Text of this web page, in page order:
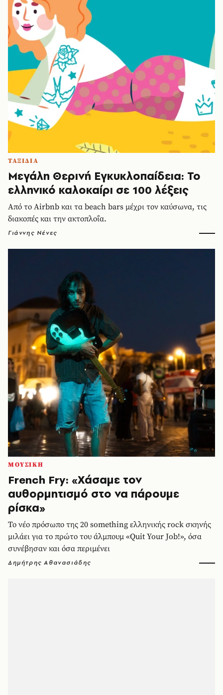
ΤΑΞΙΔΙΑ
Μεγάλη Θερινή Εγκυκλοπαίδεια: Το
ελληνικό καλοκαίρι σε 100 λέξεις
Από το Airbnb και τα beach bars μέχρι τον καύσωνα, τις
διακοπές και την ακτοπλοΐα.
Γιάννης Νένες
ΜΟΥΣΙΚΗ
French Fry: «Χάσαμε τον
αυθορμητισμό στο να πάρουμε
ρίσκα»
Το νέο πρόσωπο της 20 something ελληνικής rock σκηνής
μιλάει για το πρώτο του άλμπουμ «Quit Your Job!», όσα
συνέβησαν και όσα περιμένει
Δημήτρης Αθανασιάδης